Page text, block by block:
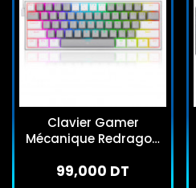
Clavier Gamer
Mécanique Redragon
99,000 DT